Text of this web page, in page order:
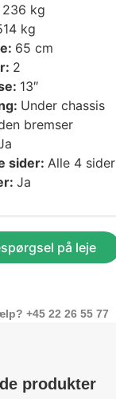
236 kg
kg
65 cm
2
13″
Under chassis
bremser
sider: Alle 4 sider
Ja
på leje
+45 22 26 55 77
produkter